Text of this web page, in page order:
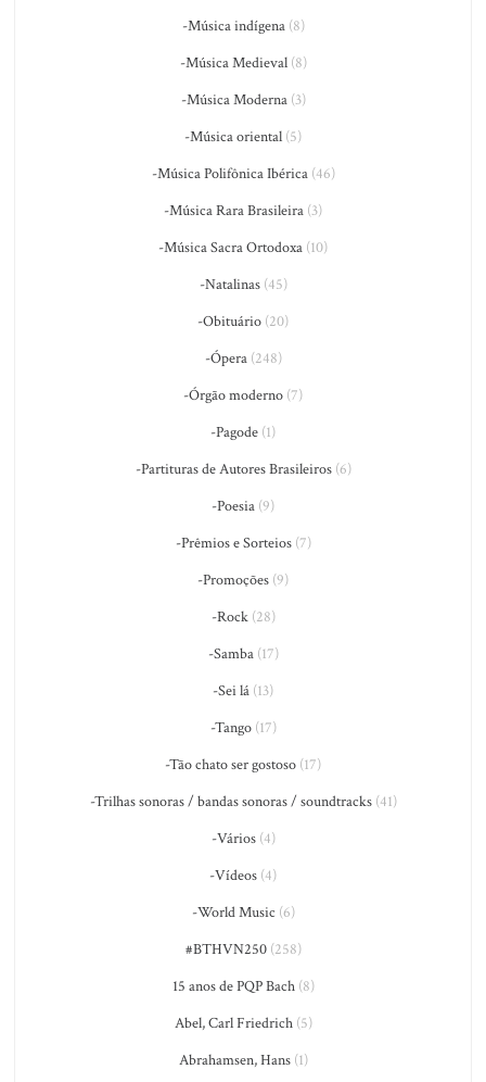
-Música indígena(8)
-Música Medieval(8)
-Música Moderna(3)
-Música oriental (5)
-Música Polifônica Ibérica(46)
-Música Rara Brasileira (3)
-Música Sacra Ortodoxa (10)
-Natalinas(45)
-Obituário (20)
-Ópera(248)
-Órgão moderno (7)
-Pagode (1)
-Partituras de Autores Brasileiros(6)
-Poesia (9)
-Prêmios e Sorteios(7)
-Promoções (9)
-Rock(28)
-Samba(17)
-Sei lá (13)
-Tango(17)
-Tão chato ser gostoso (17)
-Trilhas sonoras / bandas sonoras / soundtracks(41)
-Vários(4)
-Vídeos (4)
-World Music (6)
#BTHVN250(258)
15 anos de PQP Bach(8)
Abel, Carl Friedrich(5)
Abrahamsen, Hans(1)